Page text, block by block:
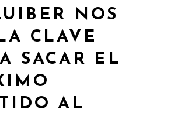
NOS
CLAVE
SACAR EL
AL